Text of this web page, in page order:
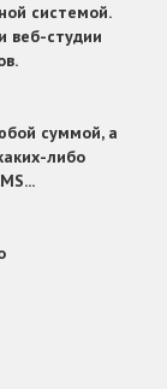
системой.
веб-студии
суммой, а
либо